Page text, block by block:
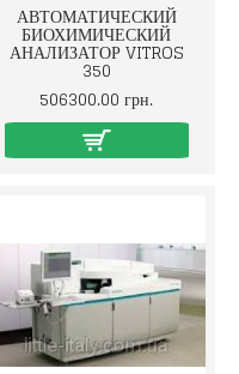
АВТОМАТИЧЕСКИЙ
БИОХИМИЧЕСКИЙ
АНАЛИЗАТОР VITROS
350
506300.00 грн.